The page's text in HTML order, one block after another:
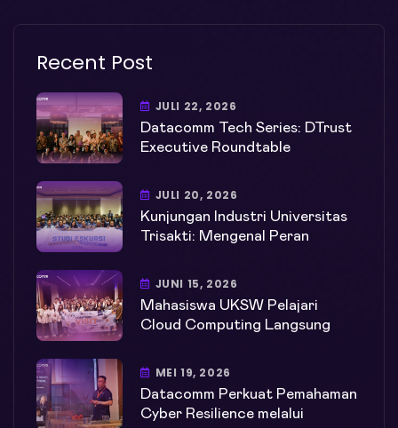
Recent Post
JULI 22, 2026
Datacomm Tech Series: DTrust
Executive Roundtable
JULI 20, 2026
Kunjungan Industri Universitas
Trisakti: Mengenal Peran
JUNI 15, 2026
Mahasiswa UKSW Pelajari
Cloud Computing Langsung
MEI 19, 2026
Datacomm Perkuat Pemahaman
Cyber Resilience melalui